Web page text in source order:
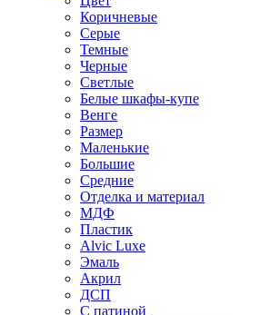
Коричневые
Серые
Темные
Черные
Светлые
Белые шкафы-купе
Венге
Размер
Маленькие
Большие
Средние
Отделка и материал
МДФ
Пластик
Alvic Luxe
Эмаль
Акрил
ДСП
С патиной